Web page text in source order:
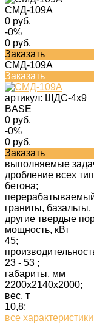
СМД-109А
0 руб.
-0%
0 руб.
Заказать
СМД-109А
Заказать
артикул: ЩДС-4х9
BASE
0 руб.
-0%
0 руб.
Заказать
выполняемые
дробление всех
бетона;
граниты,
другие твердые
мощность, кВт
45;
23 - 53 ;
габариты, мм
2200х2140х2000;
вес, т
10,8;
все характеристики